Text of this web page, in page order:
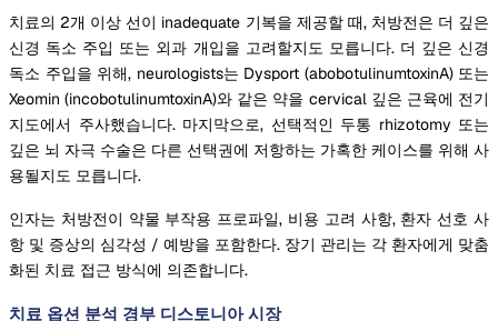
치료의 2개 이상 선이 inadequate 기복을 제공할 때, 처방전은 더 깊은
신경 독소 주입 또는 외과 개입을 고려할지도 모릅니다. 더 깊은 신경
독소 주입을 위해, neurologists는 Dysport (abobotulinumtoxinA) 또는
Xeomin (incobotulinumtoxinA)와 같은 약을 cervical 깊은 근육에 전기
지도에서 주사했습니다. 마지막으로, 선택적인 두통 rhizotomy 또는
깊은 뇌 자극 수술은 다른 선택권에 저항하는 가혹한 케이스를 위해 사
용될지도 모릅니다.
인자는 처방전이 약물 부작용 프로파일, 비용 고려 사항, 환자 선호 사
항 및 증상의 심각성 / 예방을 포함한다. 장기 관리는 각 환자에게 맞춤
화된 치료 접근 방식에 의존합니다.
치료 옵션 분석 경부 디스토니아 시장